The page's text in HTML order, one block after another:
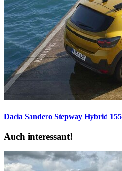
Dacia Sandero Stepway Hybrid 155
Auch interessant!